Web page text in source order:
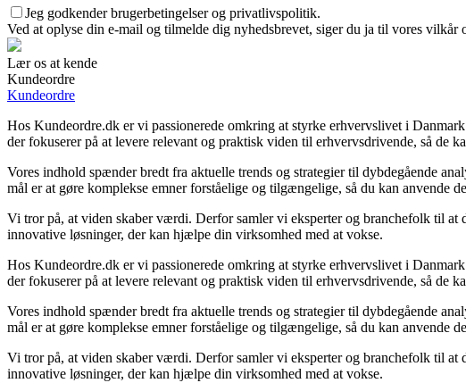
Jeg godkender brugerbetingelser og privatlivspolitik.
Ved at oplyse din e-mail og tilmelde dig nyhedsbrevet, siger du ja til vores
Lær os at kende
Kundeordre
Kundeordre
Hos Kundeordre.dk er vi passionerede omkring at styrke erhvervslivet i
der fokuserer på at levere relevant og praktisk viden til erhvervsdrivende, så de
Vores indhold spænder bredt fra aktuelle trends og strategier til dybdegående
mål er at gøre komplekse emner forståelige og tilgængelige, så du kan anvende
Vi tror på, at viden skaber værdi. Derfor samler vi eksperter og branchefolk til at
innovative løsninger, der kan hjælpe din virksomhed med at vokse.
Hos Kundeordre.dk er vi passionerede omkring at styrke erhvervslivet i
der fokuserer på at levere relevant og praktisk viden til erhvervsdrivende, så de
Vores indhold spænder bredt fra aktuelle trends og strategier til dybdegående
mål er at gøre komplekse emner forståelige og tilgængelige, så du kan anvende
Vi tror på, at viden skaber værdi. Derfor samler vi eksperter og branchefolk til at
innovative løsninger, der kan hjælpe din virksomhed med at vokse.